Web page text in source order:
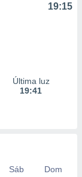
19:15
Última luz
19:41
Sáb
Dom